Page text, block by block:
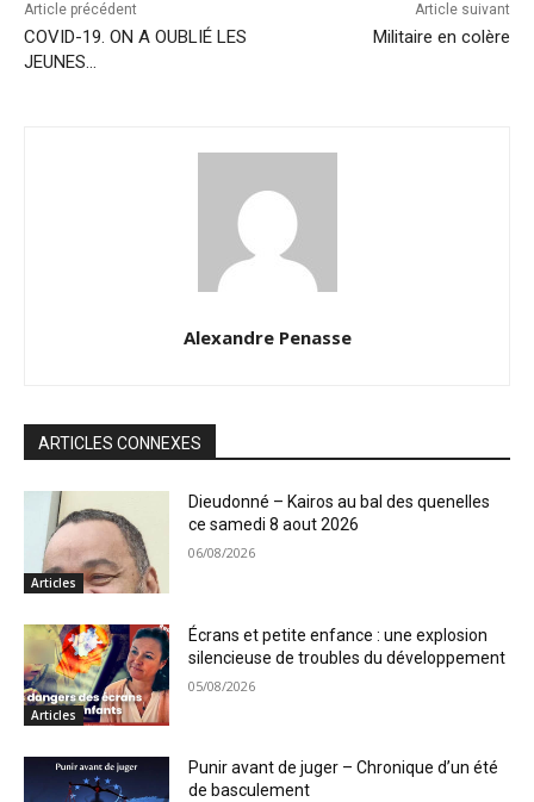
Article précédent
COVID-19. ON A OUBLIÉ LES
JEUNES…
Article suivant
Militaire en colère
Alexandre Penasse
ARTICLES CONNEXES
Articles
Dieudonné – Kairos au bal des quenelles
ce samedi 8 aout 2026
06/08/2026
Articles
Écrans et petite enfance : une explosion
silencieuse de troubles du développement
05/08/2026
Punir avant de juger – Chronique d’un été
de basculement